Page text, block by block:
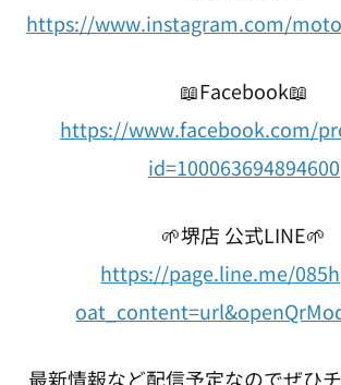
https://www.instagram.com/
📖Facebook📖
https://www.facebook.com/
id=100063694894600
🌱堺店 公式LINE🌱
https://page.line.me/
最新情報など配信予定なのでぜひ